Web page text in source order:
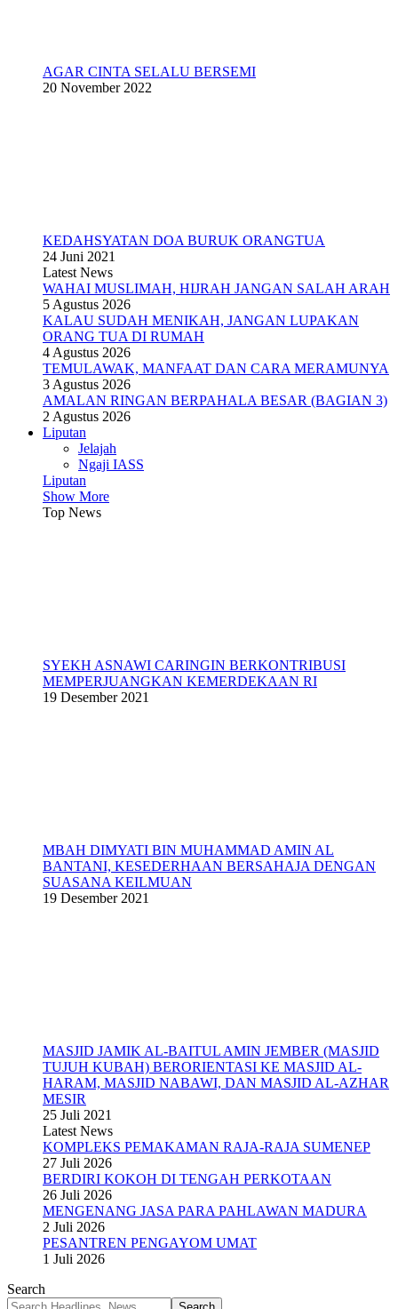
AGAR CINTA SELALU BERSEMI
20 November 2022
KEDAHSYATAN DOA BURUK ORANGTUA
24 Juni 2021
Latest News
WAHAI MUSLIMAH, HIJRAH JANGAN SALAH ARAH
5 Agustus 2026
KALAU SUDAH MENIKAH, JANGAN LUPAKAN
ORANG TUA DI RUMAH
4 Agustus 2026
TEMULAWAK, MANFAAT DAN CARA MERAMUNYA
3 Agustus 2026
AMALAN RINGAN BERPAHALA BESAR (BAGIAN 3)
2 Agustus 2026
Liputan
Jelajah
Ngaji IASS
Liputan
Show More
Top News
SYEKH ASNAWI CARINGIN BERKONTRIBUSI
MEMPERJUANGKAN KEMERDEKAAN RI
19 Desember 2021
MBAH DIMYATI BIN MUHAMMAD AMIN AL
BANTANI, KESEDERHAAN BERSAHAJA DENGAN
SUASANA KEILMUAN
19 Desember 2021
MASJID JAMIK AL-BAITUL AMIN JEMBER (MASJID
TUJUH KUBAH) BERORIENTASI KE MASJID AL-
HARAM, MASJID NABAWI, DAN MASJID AL-AZHAR
MESIR
25 Juli 2021
Latest News
KOMPLEKS PEMAKAMAN RAJA-RAJA SUMENEP
27 Juli 2026
BERDIRI KOKOH DI TENGAH PERKOTAAN
26 Juli 2026
MENGENANG JASA PARA PAHLAWAN MADURA
2 Juli 2026
PESANTREN PENGAYOM UMAT
1 Juli 2026
Search